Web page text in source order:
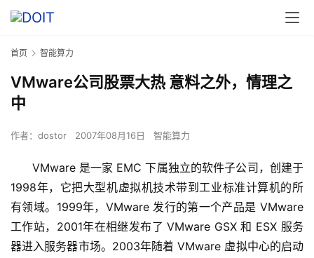
首页 智能算力
VMware公司股票大热 意料之外，情理之
中
作者： dostor 2007年08月16日 智能算力
VMware 是一家 EMC 下属独立的软件子公司，创建于
1998年，它把大型机虚拟机技术带到工业标准计算机的所
有领域。1999年，VMware 发行的第一个产品是 VMware
工作站，2001年在相继发布了 VMware GSX 和 ESX 服务
器进入服务器市场。2003年随着 VMware 虚拟中心的启动